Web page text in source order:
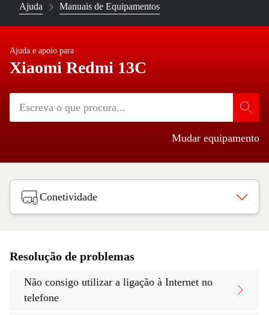
Ajuda Manuais de Equipamentos
Ajuda e apoio para
Xiaomi Redmi 13C
Mudar equipamento
Conetividade
Resolução de problemas
Não consigo utilizar a ligação à Internet no
telefone